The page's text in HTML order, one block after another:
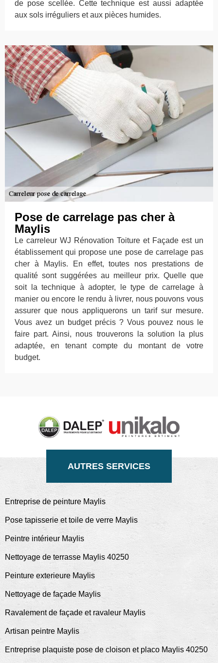
de pose scellée. Cette technique est aussi adaptée
aux sols irréguliers et aux pièces humides.
Pose de carrelage pas cher à
Maylis
Le carreleur WJ Rénovation Toiture et Façade est un
établissement qui propose une pose de carrelage pas
cher à Maylis. En effet, toutes nos prestations de
qualité sont suggérées au meilleur prix. Quelle que
soit la technique à adopter, le type de carrelage à
manier ou encore le rendu à livrer, nous pouvons vous
assurer que nous appliquerons un tarif sur mesure.
Vous avez un budget précis ? Vous pouvez nous le
faire part. Ainsi, nous trouverons la solution la plus
adaptée, en tenant compte du montant de votre
budget.
AUTRES SERVICES
Entreprise de peinture Maylis
Pose tapisserie et toile de verre Maylis
Peintre intérieur Maylis
Nettoyage de terrasse Maylis 40250
Peinture exterieure Maylis
Nettoyage de façade Maylis
Ravalement de façade et ravaleur Maylis
Artisan peintre Maylis
Entreprise plaquiste pose de cloison et placo Maylis 40250